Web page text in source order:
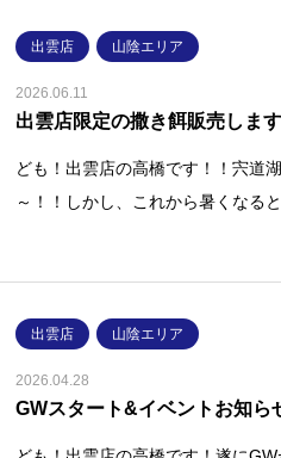
出雲店 山陰エリア
2026.06.11
出雲店限定の撒き餌販売します
ども！出雲店の高橋です！！宍道
～！！しかし、これから暑くなる
出雲店 山陰エリア
2026.04.28
GWスタート&イベントお知ら